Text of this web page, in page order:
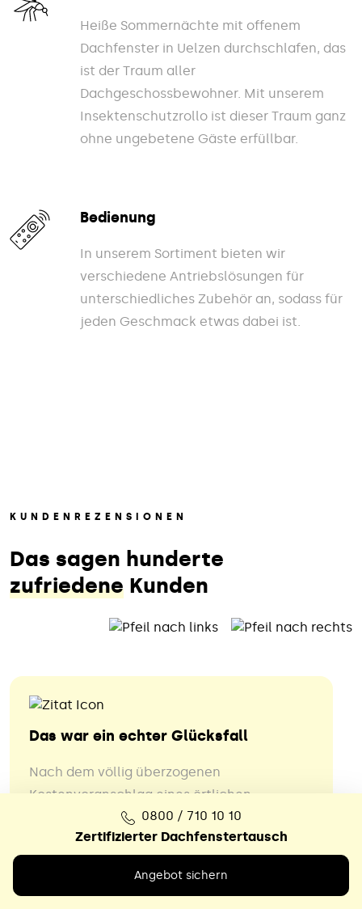
Heiße Sommernächte mit offenem
Dachfenster in Uelzen durchschlafen, das
ist der Traum aller
Dachgeschossbewohner. Mit unserem
Insektenschutzrollo ist dieser Traum ganz
ohne ungebetene Gäste erfüllbar.
Bedienung
In unserem Sortiment bieten wir
verschiedene Antriebslösungen für
unterschiedliches Zubehör an, sodass für
jeden Geschmack etwas dabei ist.
KUNDENREZENSIONEN
Das sagen hunderte
zufriedene Kunden
Das war ein echter Glücksfall
Nach dem völlig überzogenen
Kostenvoranschlag eines örtlichen
Dachdeckerbetriebs hat sich der Meister,
vielleicht wegen kritischer Rückfragen,
Renovierungsplänen (Badezimmer
0800 / 710 10 10
Zertifizierter Dachfenstertausch
Angebot sichern